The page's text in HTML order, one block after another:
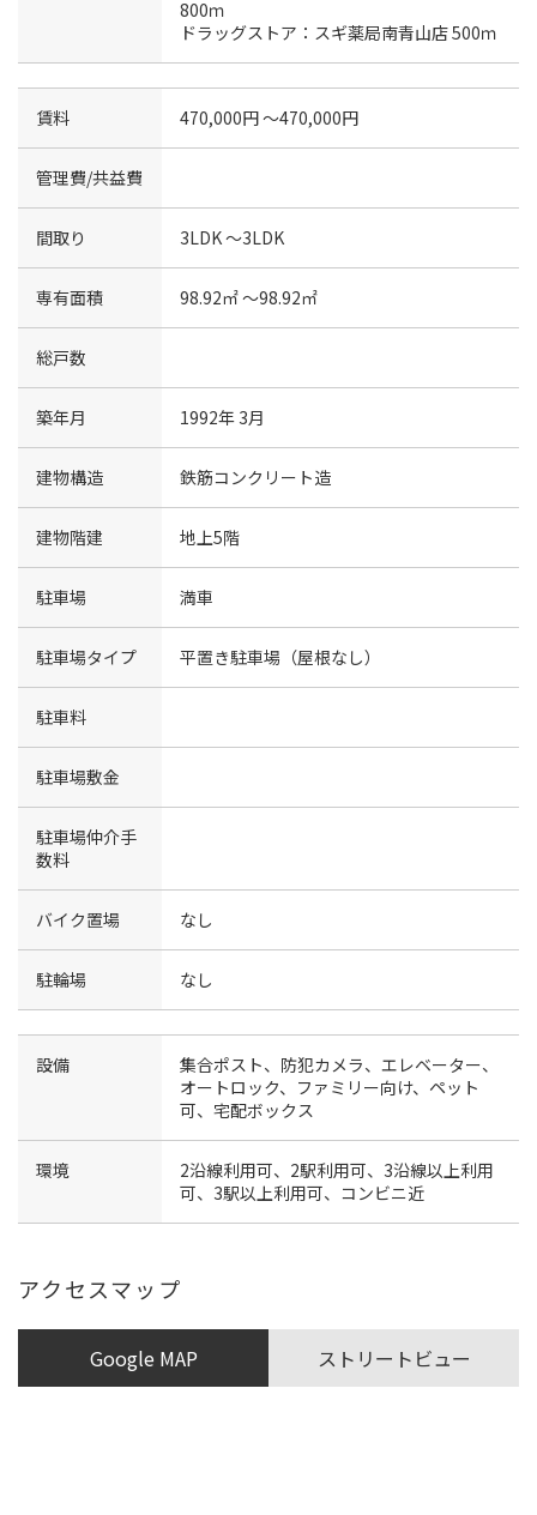
800ｍ
ドラッグストア：スギ薬局南青山店 500ｍ
賃料 470,000円 〜470,000円
管理費/共益費
間取り 3LDK 〜3LDK
専有面積 98.92㎡ 〜98.92㎡
総戸数
築年月 1992年 3月
建物構造 鉄筋コンクリート造
建物階建 地上5階
駐車場 満車
駐車場タイプ 平置き駐車場（屋根なし）
駐車料
駐車場敷金
駐車場仲介手
数料
バイク置場 なし
駐輪場 なし
設備
集合ポスト、防犯カメラ、エレベーター、
オートロック、ファミリー向け、ペット
可、宅配ボックス
環境
2沿線利用可、2駅利用可、3沿線以上利用
可、3駅以上利用可、コンビニ近
アクセスマップ
Google MAP ストリートビュー